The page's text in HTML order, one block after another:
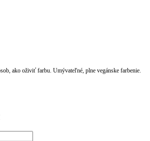
ako oživiť farbu. Umývateľné, plne vegánske farbenie.